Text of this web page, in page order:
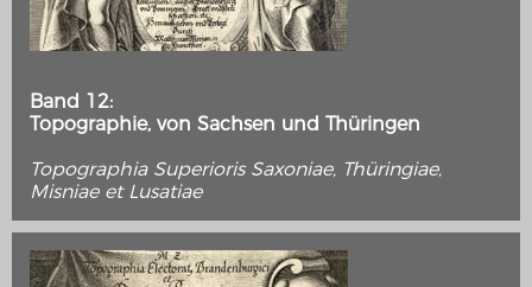
Band 12:
Topographie, von Sachsen und Thüringen
Topographia Superioris Saxoniae, Thüringiae,
Misniae et Lusatiae